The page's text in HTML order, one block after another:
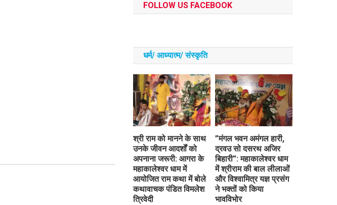
FOLLOW US FACEBOOK
धर्म/ आध्‍यात्‍म/ संस्‍कृति
​श्री राम को मानने के साथ
उनके जीवन आदर्शों को
अपनाना जरूरी: आगरा के
महाकालेश्वर धाम में
आयोजित राम कथा में बोले
कथावाचक पंडित विमलेश
त्रिवेदी
​”मंगल भवन अमंगल हारी,
द्रवउ सो दसरथ अजिर
बिहारी”: महाकालेश्वर धाम
में श्रीराम की बाल लीलाओं
और विश्वामित्र यज्ञ प्रसंग
ने भक्तों को किया
भावविभोर